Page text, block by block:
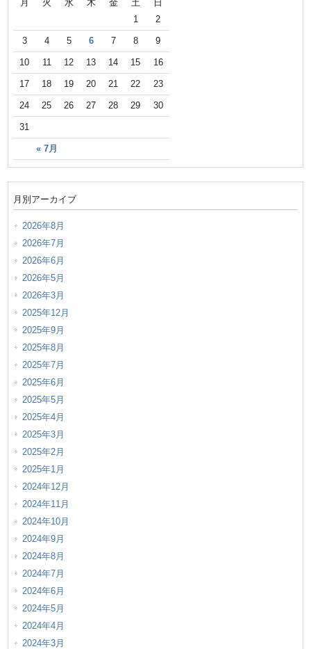
月 火 水 木 金 土 日
« 7月
1 2
3 4 5 6 7 8 9
10 11 12 13 14 15 16
17 18 19 20 21 22 23
24 25 26 27 28 29 30
31
月別アーカイブ
2026年8月
2026年7月
2026年6月
2026年5月
2026年3月
2025年12月
2025年9月
2025年8月
2025年7月
2025年6月
2025年5月
2025年4月
2025年3月
2025年2月
2025年1月
2024年12月
2024年11月
2024年10月
2024年9月
2024年8月
2024年7月
2024年6月
2024年5月
2024年4月
2024年3月